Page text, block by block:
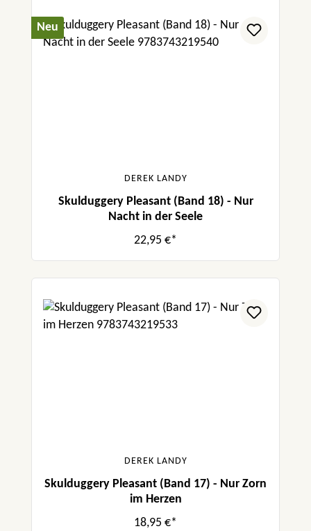
Neu
DEREK LANDY
Skulduggery Pleasant (Band 18) - Nur
Nacht in der Seele
22,95 €*
DEREK LANDY
Skulduggery Pleasant (Band 17) - Nur Zorn
im Herzen
18,95 €*